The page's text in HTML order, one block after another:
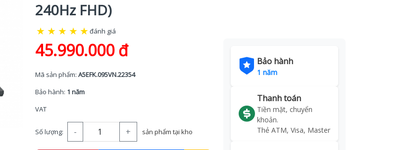
240Hz FHD)
★ ★ ★ ★ ★đánh giá
45.990.000 đ
Mã sản phẩm: A5EFK.095VN.22354
Bảo hành: 1 năm
VAT
Số lượng: - + sản phẩm tại kho
Bảo hành
1 năm
Thanh toán
Tiền mặt, chuyển
khoản.
Thẻ ATM, Visa, Master